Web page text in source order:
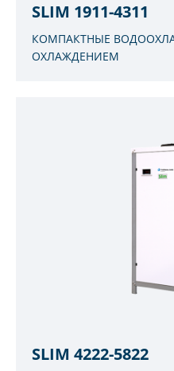
SLIM 1911-4311
КОМПАКТНЫЕ
ОХЛАЖДЕНИЕМ
SLIM 4222-5822